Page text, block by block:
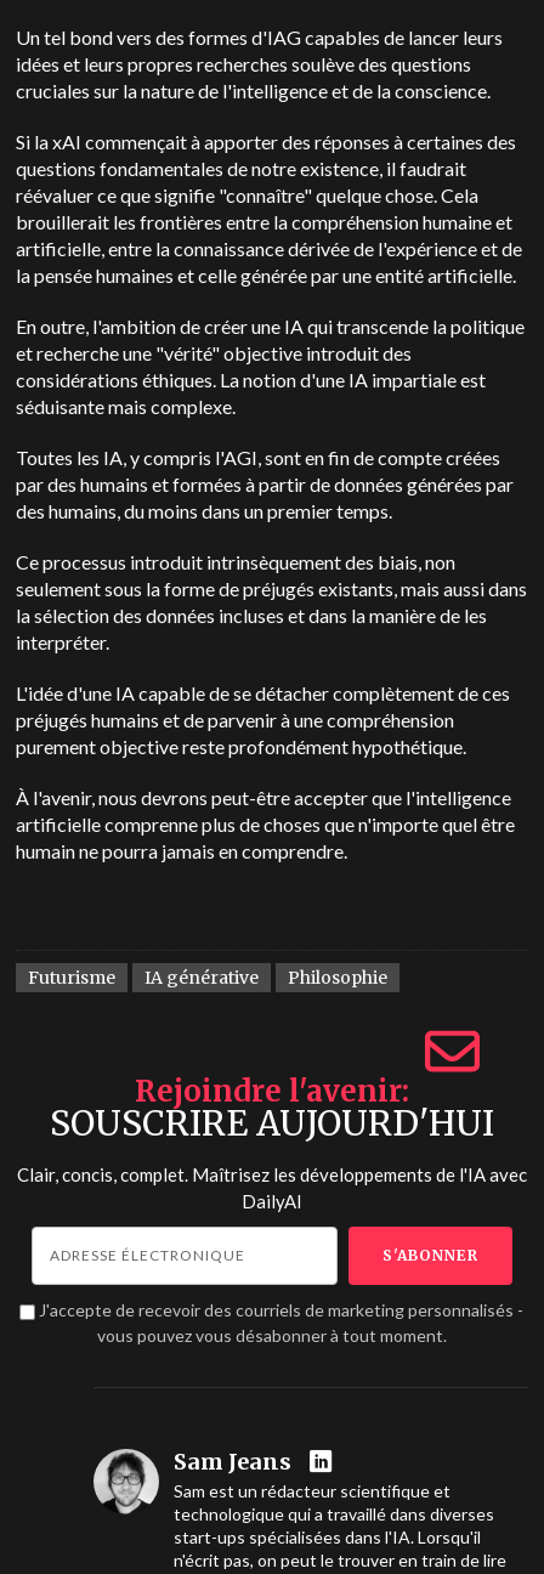
Un tel bond vers des formes d'IAG capables de lancer leurs
idées et leurs propres recherches soulève des questions
cruciales sur la nature de l'intelligence et de la conscience.
Si la xAI commençait à apporter des réponses à certaines des
questions fondamentales de notre existence, il faudrait
réévaluer ce que signifie "connaître" quelque chose. Cela
brouillerait les frontières entre la compréhension humaine et
artificielle, entre la connaissance dérivée de l'expérience et de
la pensée humaines et celle générée par une entité artificielle.
En outre, l'ambition de créer une IA qui transcende la politique
et recherche une "vérité" objective introduit des
considérations éthiques. La notion d'une IA impartiale est
séduisante mais complexe.
Toutes les IA, y compris l'AGI, sont en fin de compte créées
par des humains et formées à partir de données générées par
des humains, du moins dans un premier temps.
Ce processus introduit intrinsèquement des biais, non
seulement sous la forme de préjugés existants, mais aussi dans
la sélection des données incluses et dans la manière de les
interpréter.
L'idée d'une IA capable de se détacher complètement de ces
préjugés humains et de parvenir à une compréhension
purement objective reste profondément hypothétique.
À l'avenir, nous devrons peut-être accepter que l'intelligence
artificielle comprenne plus de choses que n'importe quel être
humain ne pourra jamais en comprendre.
Futurisme IA générative Philosophie
Rejoindre l'avenir
SOUSCRIRE AUJOURD'HUI
Clair, concis, complet. Maîtrisez les développements de l'IA avec
DailyAI
J'accepte de recevoir des courriels de marketing personnalisés -
vous pouvez vous désabonner à tout moment.
Sam Jeans
Sam est un rédacteur scientifique et
technologique qui a travaillé dans diverses
start-ups spécialisées dans l'IA. Lorsqu'il
n'écrit pas, on peut le trouver en train de lire